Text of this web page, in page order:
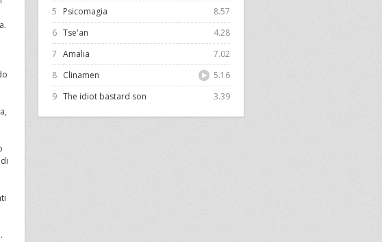
5
Psicomagia
8.57
6 Tse'an
4.28
7 Amalia
7.02
8 Clinamen
5.16
9 The idiot bastard son 3.39